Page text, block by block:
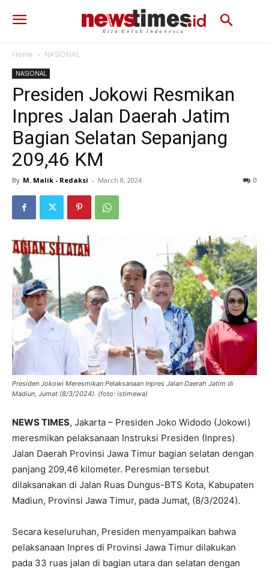
Home NASIONAL
NASIONAL
Presiden Jokowi Resmikan
Inpres Jalan Daerah Jatim
Bagian Selatan Sepanjang
209,46 KM
By M. Malik - Redaksi - March 8, 2024 0
Presiden Jokowi Meresmikan Pelaksanaan Inpres Jalan Daerah Jatim di
Madiun, Jumat (8/3/2024). (foto: istimewa)
NEWS TIMES, Jakarta – Presiden Joko Widodo (Jokowi)
meresmikan pelaksanaan Instruksi Presiden (Inpres)
Jalan Daerah Provinsi Jawa Timur bagian selatan dengan
panjang 209,46 kilometer. Peresmian tersebut
dilaksanakan di Jalan Ruas Dungus-BTS Kota, Kabupaten
Madiun, Provinsi Jawa Timur, pada Jumat, (8/3/2024).
Secara keseluruhan, Presiden menyampaikan bahwa
pelaksanaan Inpres di Provinsi Jawa Timur dilakukan
pada 33 ruas jalan di bagian utara dan selatan dengan